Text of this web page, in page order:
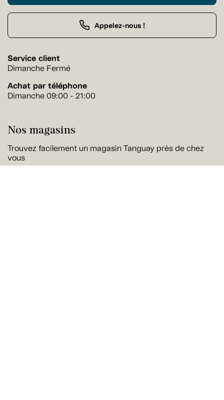
Appelez-nous !
Service client
Dimanche Fermé
Achat par téléphone
Dimanche 09:00 - 21:00
Nos magasins
Trouvez facilement un magasin Tanguay près de chez
vous